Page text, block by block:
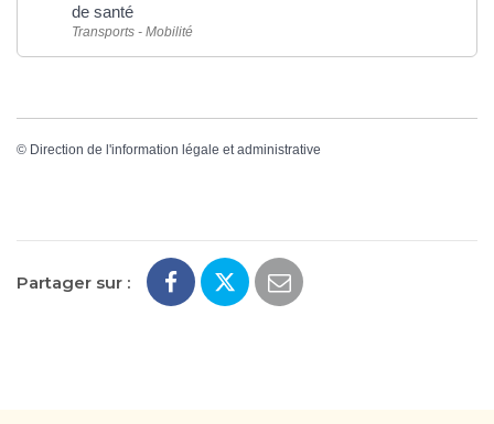
de santé
Transports - Mobilité
© Direction de l'information légale et administrative
Partager sur :